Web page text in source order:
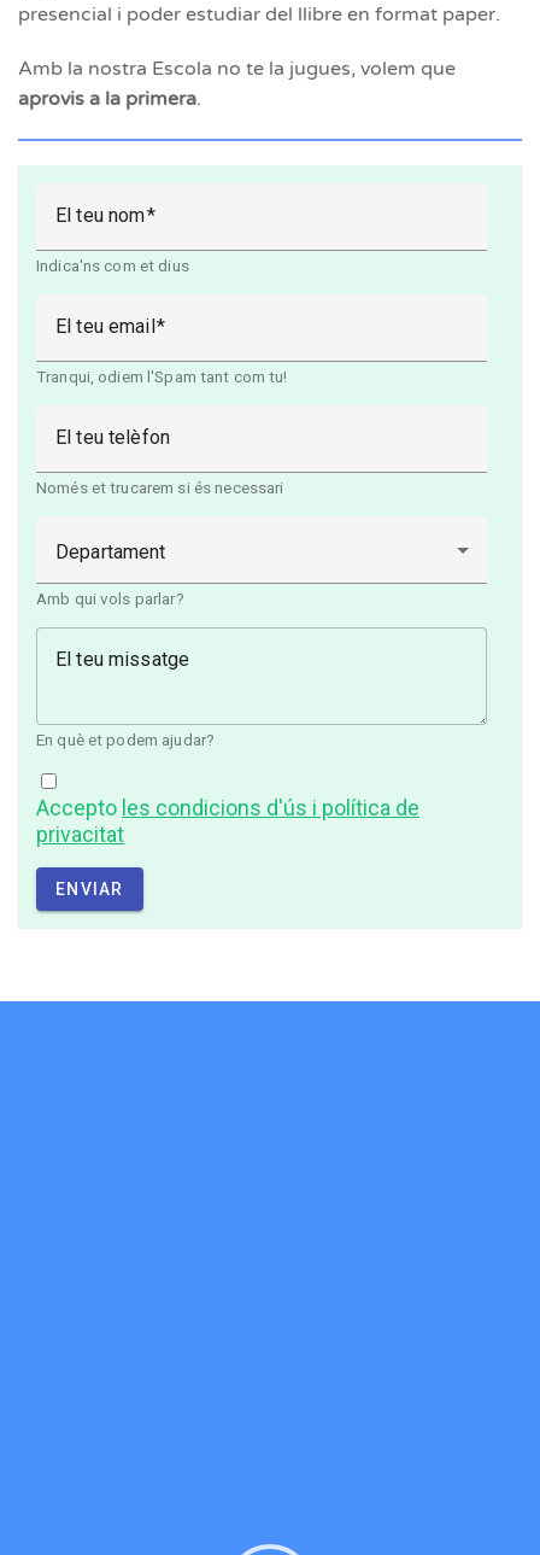
presencial i poder estudiar del llibre en format paper.
Amb la nostra Escola no te la jugues, volem que
aprovis a la primera.
El teu nom
Indica'ns com et dius
El teu email
Tranqui, odiem l'Spam tant com tu!
El teu telèfon
Només et trucarem si és necessari
Departament
Amb qui vols parlar?
El teu missatge
En què et podem ajudar?
Accepto les condicions d'ús i política de
privacitat
ENVIAR